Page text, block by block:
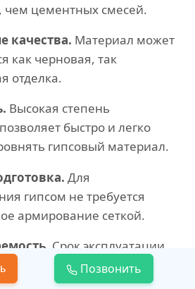
чем цементных смесей.
качества. Материал может
как черновая, так
отделка.
Высокая степень
быстро и легко
гипсовый материал.
Для
гипсом не требуется
армирование сеткой.
Срок эксплуатации
покрытий увеличивается
пористая структура
Позвонить